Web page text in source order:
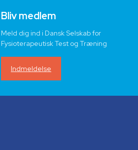
Bliv medlem
Meld dig ind i Dansk Selskab for
Fysioterapeutisk Test og Træning
Indmeldelse